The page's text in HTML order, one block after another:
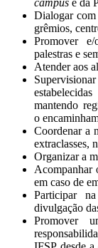
campus e da
Dialogar com
grêmios,
Promover
palestras e
Atender aos
mantendo
o
Coordenar a
extraclasses,
Organizar a
Acompanhar
em caso de
Participar
divulgação
Promover